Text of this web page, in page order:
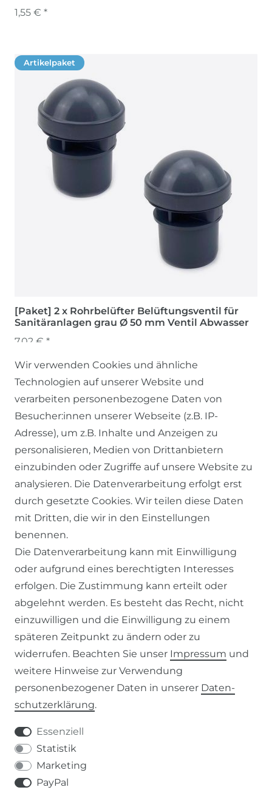
1,55 € *
Artikelpaket
[Paket] 2 x Rohrbelüfter Belüftungsventil für
Sanitäranlagen grau Ø 50 mm Ventil Abwasser
7,02 € *
SERVICE
KONTAKT
ZAHLUNG & VERSAND
WIDERRUFSFORMULAR
RECHTLICHES
WIDERRUFSRECHT
IMPRESSUM
DATENSCHUTZERKLÄRUNG
037207-995665
Wir verwenden Cookies und ähnliche
Technologien auf unserer Website und
verarbeiten personenbezogene Daten von
Besucher:innen unserer Webseite (z.B. IP-
Adresse), um z.B. Inhalte und Anzeigen zu
personalisieren, Medien von Drittanbietern
einzubinden oder Zugriffe auf unsere Website zu
analysieren. Die Datenverarbeitung erfolgt erst
durch gesetzte Cookies. Wir teilen diese Daten
mit Dritten, die wir in den Einstellungen
benennen.
Die Datenverarbeitung kann mit Einwilligung
oder aufgrund eines berechtigten Interesses
erfolgen. Die Zustimmung kann erteilt oder
abgelehnt werden. Es besteht das Recht, nicht
einzuwilligen und die Einwilligung zu einem
späteren Zeitpunkt zu ändern oder zu
widerrufen. Beachten Sie unser Impressum und
weitere Hinweise zur Verwendung
personenbezogener Daten in unserer Daten­
schutz­erklärung.
Essenziell
Statistik
Marketing
PayPal